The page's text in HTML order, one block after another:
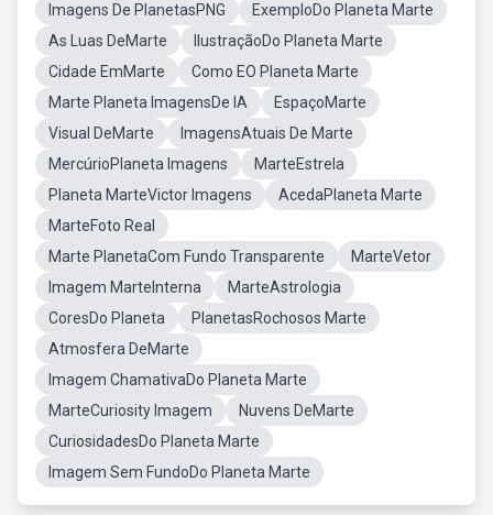
Imagens De PlanetasPNG
ExemploDo Planeta Marte
As Luas DeMarte
IlustraçãoDo Planeta Marte
Cidade EmMarte
Como EO Planeta Marte
Marte Planeta ImagensDe IA
EspaçoMarte
Visual DeMarte
ImagensAtuais De Marte
MercúrioPlaneta Imagens
MarteEstrela
Planeta MarteVictor Imagens
AcedaPlaneta Marte
MarteFoto Real
Marte PlanetaCom Fundo Transparente
MarteVetor
Imagem MarteInterna
MarteAstrologia
CoresDo Planeta
PlanetasRochosos Marte
Atmosfera DeMarte
Imagem ChamativaDo Planeta Marte
MarteCuriosity Imagem
Nuvens DeMarte
CuriosidadesDo Planeta Marte
Imagem Sem FundoDo Planeta Marte